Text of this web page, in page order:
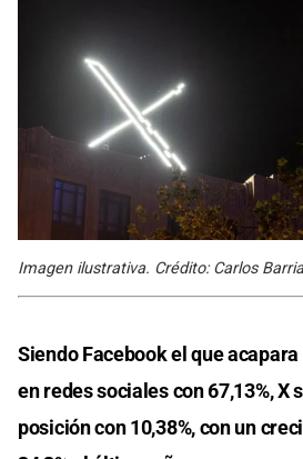
Imagen ilustrativa. Crédito: Carlos
Siendo Facebook el que
en redes sociales con 67,13%, X
posición con 10,38%, con un